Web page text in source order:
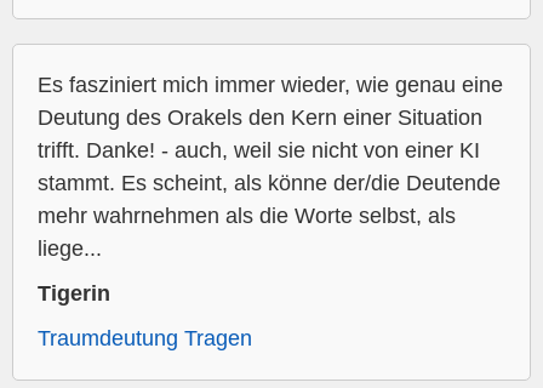
Es fasziniert mich immer wieder, wie genau eine
Deutung des Orakels den Kern einer Situation
trifft. Danke! - auch, weil sie nicht von einer KI
stammt. Es scheint, als könne der/die Deutende
mehr wahrnehmen als die Worte selbst, als
liege...
Tigerin
Traumdeutung Tragen